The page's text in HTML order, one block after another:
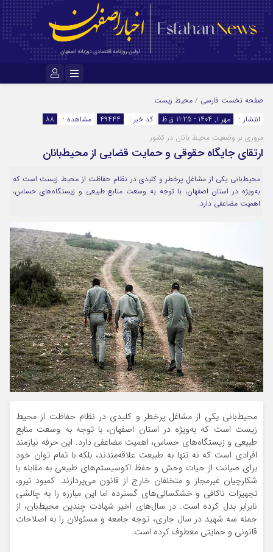
رمز عبور
مرا به خاطر بسپار
صفحه نخست فارسی / محیط زیست
انتشار :
مهر ۱, ۱۴۰۴ - 11:25 ق.ظ کد خبر : 49444 مشاهده :
88
مروری بر وضعیت محیط بانان در کشور
ارتقای جایگاه حقوقی و حمایت قضایی از محیط‌بانان
محیط‌بانی یکی از مشاغل پرخطر و کلیدی در نظام حفاظت از محیط زیست است که
به‌ویژه در استان اصفهان، با توجه به وسعت منابع طبیعی و زیستگاه‌های حساس،
اهمیت مضاعفی دارد.
محیط‌بانی یکی از مشاغل پرخطر و کلیدی در نظام حفاظت از محیط
زیست است که به‌ویژه در استان اصفهان، با توجه به وسعت منابع
طبیعی و زیستگاه‌های حساس، اهمیت مضاعفی دارد. این حرفه نیازمند
افرادی است که نه تنها به طبیعت علاقه‌مندند، بلکه با تمام توان خود
برای صیانت از حیات وحش و حفظ اکوسیستم‌های طبیعی به مقابله با
شکارچیان غیرمجاز و متخلفان خارج از قانون می‌پردازند. کمبود نیرو،
تجهیزات ناکافی و خشکسالی‌های گسترده اما این مبارزه را به چالشی
نابرابر بدل کرده است. در سال‌های اخیر شهادت چندین محیط‌بان، از
جمله سه شهید در سال جاری، توجه جامعه و مسئولان را به اصلاحات
قانونی و حمایتی معطوف کرده است.